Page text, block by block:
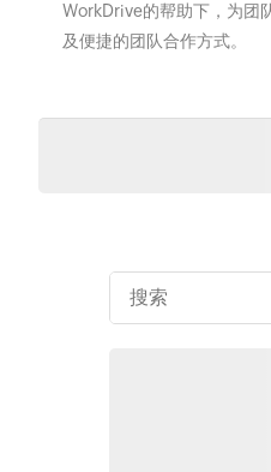
WorkDrive的帮助下，为团
及便捷的团队合作方式。